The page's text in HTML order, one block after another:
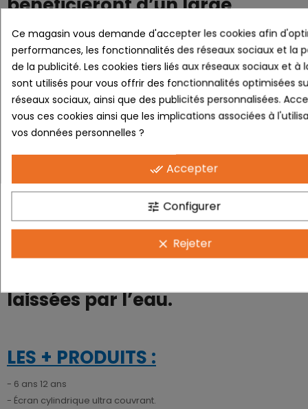
champ de vision et d’une
adaptation automatique à la
luminosité pour une protection
optimale en toutes conditions.
De plus, l’écran en
polycarbonate, un matériau
ultra-résistant, est doté d’un
traitement hydrophobe
permettant de réduire les
laissées par l’eau.
LES + PRODUITS :
- 6 ans 12 ans
- Écran cylindrique ultra couvrant.
Ce magasin vous demande d'accepter les cookies afin
performances, les fonctionnalités des réseaux sociaux et la
de la publicité. Les cookies tiers liés aux réseaux sociaux et à
sont utilisés pour vous offrir des fonctionnalités optimisées
réseaux sociaux, ainsi que des publicités personnalisées.
vous ces cookies ainsi que les implications associées à
vos données personnelles ?
done_all Accepter
tune Configurer
clear Rejeter